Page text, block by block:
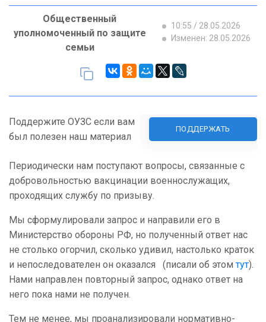
Общественный
уполномоченный по защите
семьи
10:55 / 28.05.2026
Изменен: 28.05.2026
Поддержите ОУЗС если вам
был полезен наш материал
ПОДДЕРЖАТЬ
Периодически нам поступают вопросы, связанные с
добровольностью вакцинации военнослужащих,
проходящих службу по призыву.
Мы сформулировали запрос и направили его в
Министерство обороны РФ, но полученный ответ нас
не столько огорчил, сколько удивил, настолько краток
и непоследователен он оказался (писали об этомтут).
Нами направлен повторный запрос, однако ответ на
него пока нами не получен.
Тем не менее, мы проанализировали нормативно-